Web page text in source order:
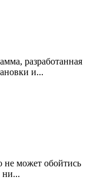
разработанная
и...
не может обойтись
ни...